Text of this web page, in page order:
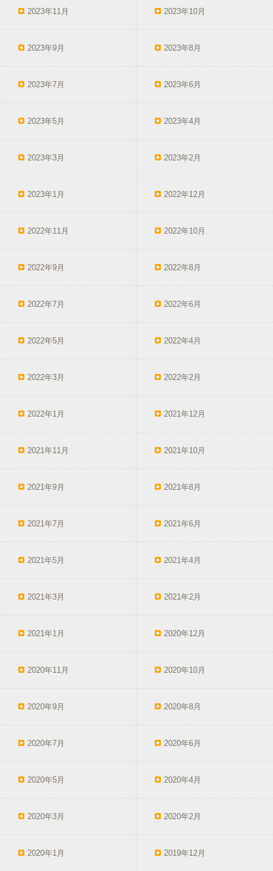
2023年11月 2023年10月
2023年9月 2023年8月
2023年7月 2023年6月
2023年5月 2023年4月
2023年3月 2023年2月
2023年1月 2022年12月
2022年11月 2022年10月
2022年9月 2022年8月
2022年7月 2022年6月
2022年5月 2022年4月
2022年3月 2022年2月
2022年1月 2021年12月
2021年11月 2021年10月
2021年9月 2021年8月
2021年7月 2021年6月
2021年5月 2021年4月
2021年3月 2021年2月
2021年1月 2020年12月
2020年11月 2020年10月
2020年9月 2020年8月
2020年7月 2020年6月
2020年5月 2020年4月
2020年3月 2020年2月
2020年1月 2019年12月